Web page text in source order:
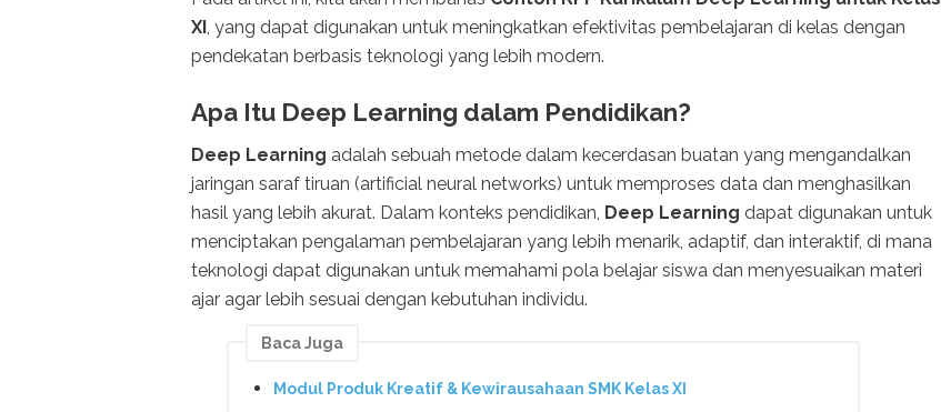
XI , yang dapat digunakan untuk meningkatkan efektivitas pembelajaran di kelas dengan
pendekatan berbasis teknologi yang lebih modern.
Apa Itu Deep Learning dalam Pendidikan?
Deep Learning adalah sebuah metode dalam kecerdasan buatan yang mengandalkan
jaringan saraf tiruan (artificial neural networks) untuk memproses data dan menghasilkan
hasil yang lebih akurat. Dalam konteks pendidikan, Deep Learning dapat digunakan untuk
menciptakan pengalaman pembelajaran yang lebih menarik, adaptif, dan interaktif, di mana
teknologi dapat digunakan untuk memahami pola belajar siswa dan menyesuaikan materi
ajar agar lebih sesuai dengan kebutuhan individu.
Baca Juga
Modul Produk Kreatif & Kewirausahaan SMK Kelas XI